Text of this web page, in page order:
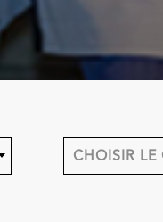
CHOISIR LE